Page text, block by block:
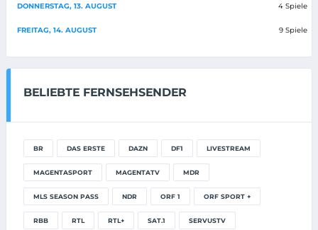
DONNERSTAG, 13. AUGUST 4 Spiele
FREITAG, 14. AUGUST 9 Spiele
BELIEBTE FERNSEHSENDER
BR DAS ERSTE DAZN DF1 LIVESTREAM
MAGENTASPORT MAGENTATV MDR
MLS SEASON PASS NDR ORF 1 ORF SPORT +
RBB RTL RTL+ SAT.1 SERVUSTV